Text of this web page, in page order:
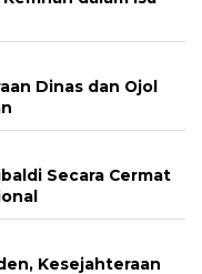
Dinas dan Ojol
Secara Cermat
Kesejahteraan